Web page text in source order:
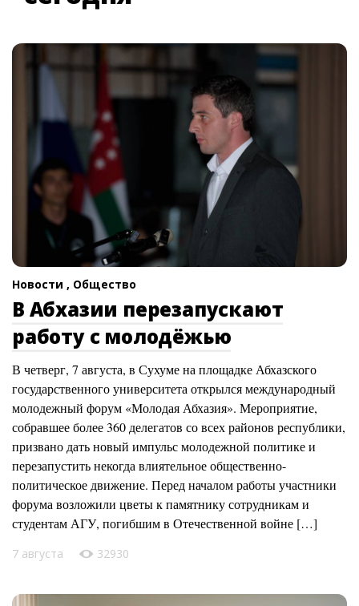
Новости , Общество
В Абхазии перезапускают
работу с молодёжью
В четверг, 7 августа, в Сухуме на площадке Абхазского
государственного университета открылся международный
молодежный форум «Молодая Абхазия». Мероприятие,
собравшее более 360 делегатов со всех районов республики,
призвано дать новый импульс молодежной политике и
перезапустить некогда влиятельное общественно-
политическое движение. Перед началом работы участники
форума возложили цветы к памятнику сотрудникам и
студентам АГУ, погибшим в Отечественной войне […]
7 августа 32930